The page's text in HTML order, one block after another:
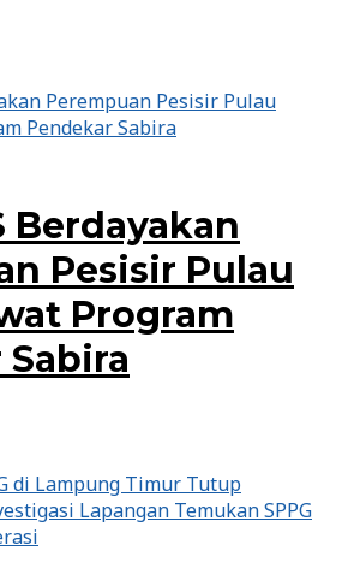
Berdayakan
Pesisir Pulau
Program